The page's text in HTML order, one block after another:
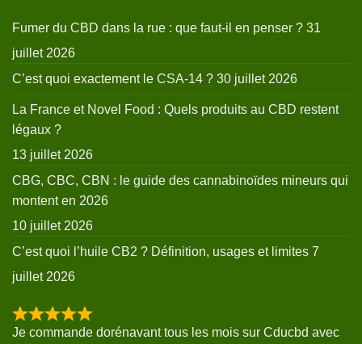
Fumer du CBD dans la rue : que faut-il en penser ? 31
juillet 2026
C’est quoi exactement le CSA-14 ? 30 juillet 2026
La France et Novel Food : Quels produits au CBD restent
légaux ?
13 juillet 2026
CBG, CBC, CBN : le guide des cannabinoïdes mineurs qui
montent en 2026
10 juillet 2026
C’est quoi l’huile CB2 ? Définition, usages et limites 7
juillet 2026
Je commande dorénavant tous les mois sur Cducbd avec